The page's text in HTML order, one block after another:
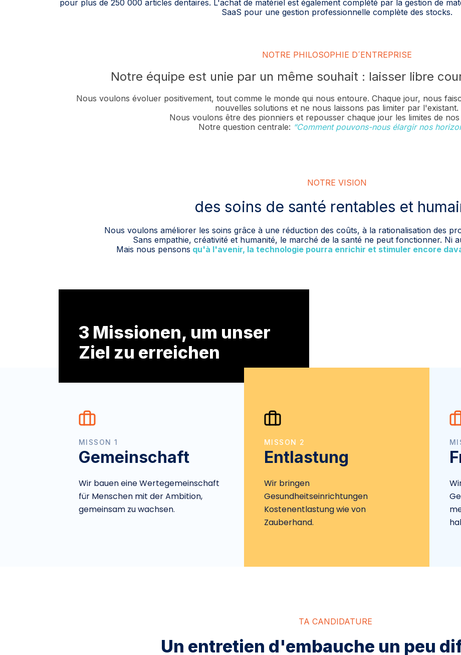
pour plus de 250 000 articles dentaires. L'achat de matériel est également complété par la gestion de
SaaS pour une gestion professionnelle complète des stocks.
NOTRE PHILOSOPHIE D´ENTREPRISE
Notre équipe est unie par un même souhait : laisser libre
Nous voulons évoluer positivement, tout comme le monde qui nous entoure. Chaque jour, nous
nouvelles solutions et ne nous laissons pas limiter par l'existant.
Nous voulons être des pionniers et repousser chaque jour les limites de nos
Notre question centrale: “Comment pouvons-nous élargir nos
NOTRE VISION
des soins de santé rentables et
Nous voulons améliorer les soins grâce à une réduction des coûts, à la rationalisation des
Sans empathie, créativité et humanité, le marché de la santé ne peut fonctionner. Ni
Mais nous pensons qu'à l'avenir, la technologie pourra enrichir et stimuler encore
3 Missionen, um unser
Ziel zu erreichen
MISSON 1
Gemeinschaft
Wir bauen eine Wertegemeinschaft
für Menschen mit der Ambition,
gemeinsam zu wachsen.
MISSON 2
Entlastung
Wir bringen
Gesundheitseinrichtungen
Kostenentlastung wie von
Zauberhand.
TA CANDIDATURE
Un entretien d'embauche un peu